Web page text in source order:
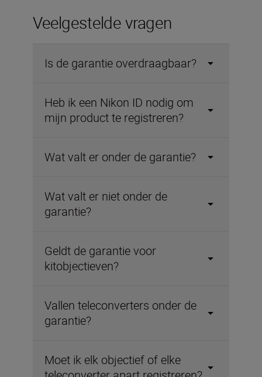
Veelgestelde vragen
Is de garantie overdraagbaar?
Heb ik een Nikon ID nodig om
mijn product te registreren?
Wat valt er onder de garantie?
Wat valt er niet onder de
garantie?
Geldt de garantie voor
kitobjectieven?
Vallen teleconverters onder de
garantie?
Moet ik elk objectief of elke